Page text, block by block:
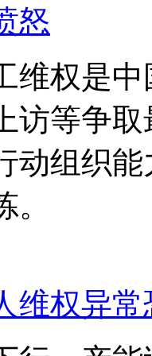
怒
维权是
访等争
动组织
维权异